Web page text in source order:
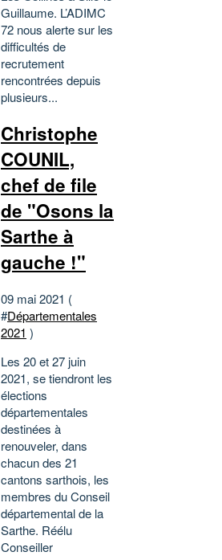
Guillaume. L’ADIMC
72 nous alerte sur les
difficultés de
recrutement
rencontrées depuis
plusieurs...
Christophe
COUNIL,
chef de file
de "Osons la
Sarthe à
gauche !"
09 mai 2021 (
#Départementales
2021 )
Les 20 et 27 juin
2021, se tiendront les
élections
départementales
destinées à
renouveler, dans
chacun des 21
cantons sarthois, les
membres du Conseil
départemental de la
Sarthe. Réélu
Conseiller